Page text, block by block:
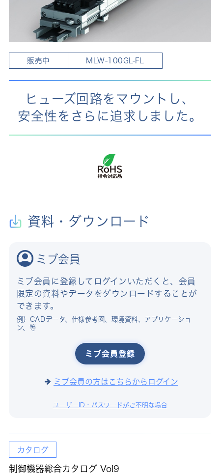
販売中 MLW-100GL-FL
ヒューズ回路をマウントし、
安全性をさらに追求しました。
資料・ダウンロード
ミブ会員
ミブ会員に登録してログインいただくと、会員
限定の資料やデータをダウンロードすることが
できます。
例）CADデータ、仕様参考図、環境資料、アプリケーショ
ン、等
ミブ会員登録
ミブ会員の方はこちらからログイン
ユーザーID・パスワードがご不明な場合
カタログ
制御機器総合カタログ Vol9